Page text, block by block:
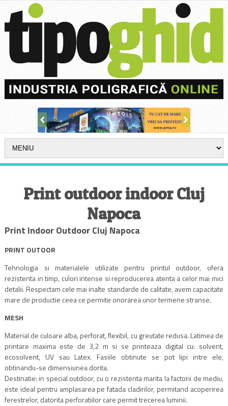
Print outdoor indoor Cluj
Napoca
Print Indoor Outdoor Cluj Napoca
PRINT OUTOOR
Tehnologia si materialele utilizate pentru printul outdoor, ofera
rezistenta in timp, culori intense si reproducerea atenta a celor mai mici
detalii. Respectam cele mai inalte standarde de calitate, avem capacitate
mare de productie ceea ce permite onorarea unor termene stranse.
MESH
Material de culoare alba, perforat, flexibil, cu greutate redusa. Latimea de
printare maxima este de 3,2 m si se printeaza digital cu: solvent,
ecosolvent, UV sau Latex. Fasiile obtinute se pot lipi intre ele,
obtinandu-se dimensiunea dorita.
Destinatie: in special outdoor, cu o rezistenta marita la factorii de mediu,
este ideal pentru amplasarea pe fatada cladirilor, permitand acoperirea
ferestrelor, datorita perforatiilor care permit trecerea luminii.